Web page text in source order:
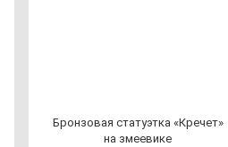
Брон­зо­вая ста­ту­эт­ка «Кре­чет»
на зме­еви­ке